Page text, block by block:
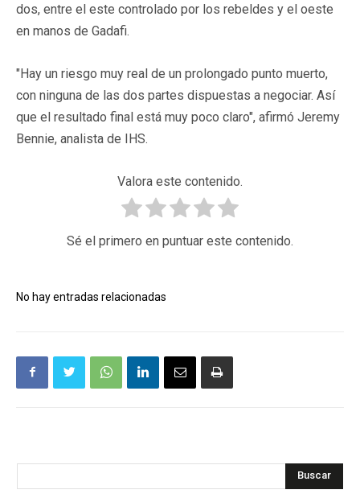
dos, entre el este controlado por los rebeldes y el oeste
en manos de Gadafi.
"Hay un riesgo muy real de un prolongado punto muerto,
con ninguna de las dos partes dispuestas a negociar. Así
que el resultado final está muy poco claro", afirmó Jeremy
Bennie, analista de IHS.
Valora este contenido.
Sé el primero en puntuar este contenido.
No hay entradas relacionadas
Buscar